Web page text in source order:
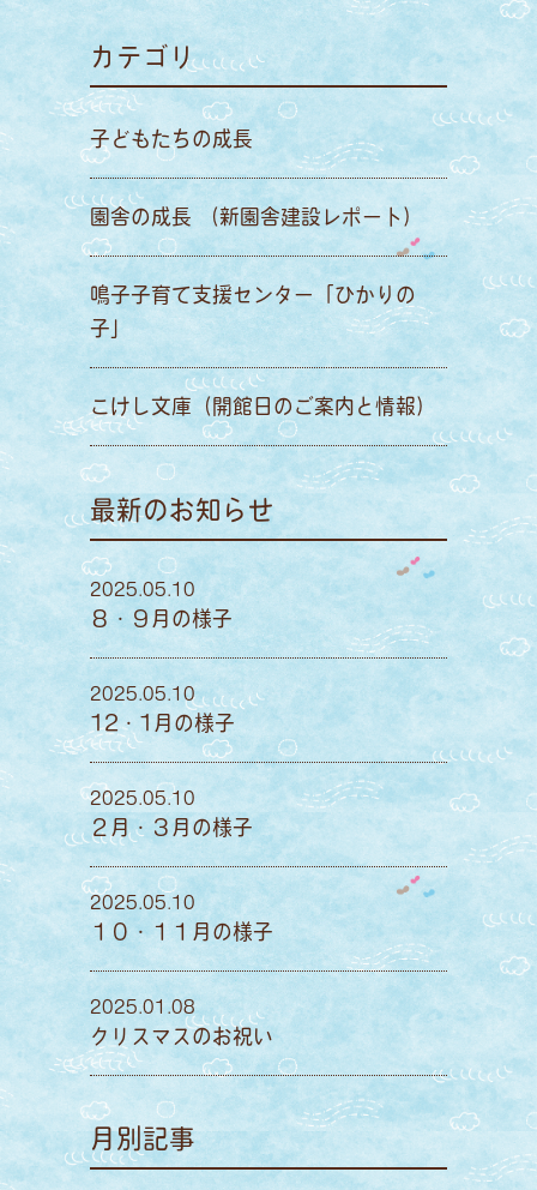
カテゴリ
子どもたちの成長
園舎の成長 （新園舎建設レポート）
鳴子子育て支援センター「ひかりの
子」
こけし文庫（開館日のご案内と情報）
最新のお知らせ
2025.05.10
８・９月の様子
2025.05.10
12・1月の様子
2025.05.10
２月・３月の様子
2025.05.10
１０・１１月の様子
2025.01.08
クリスマスのお祝い
月別記事